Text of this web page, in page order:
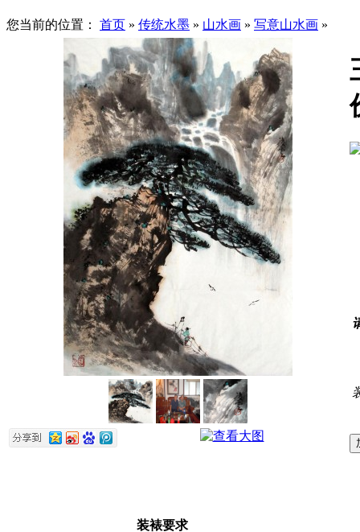
您当前的位置： 首页 » 传统水墨 » 山水画 » 写意山水画 »
装裱要求